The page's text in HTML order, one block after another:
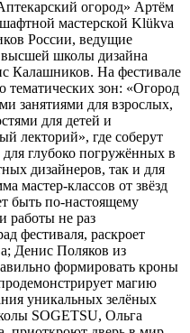
огород» Артём
мастерской Klükva
России, ведущие
высшей школы дизайна
Калашников. На фестивале
тематических зон: «Огород
занятиями для взрослых,
для детей и
лекторий», где соберут
глубоко погружённых в
дизайнеров, так и для
мастер-классов от звёзд
быть по-настоящему
работы не раз
фестиваля, раскроет
Денис Поляков из
формировать кроны
магию
уникальных зелёных
SOGETSU, Ольга